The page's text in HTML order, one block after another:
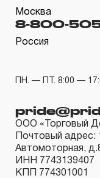
срок
3.4.4
оборудование,
гарантии», срок
месяцев.
3.4.5 На группу
Москва
8-800-
Россия
ПН. — ПТ. 8:00 —
ООО «Торговый
Почтовый адрес:
Автомоторная,
ИНН 7743139407
КПП 774301001